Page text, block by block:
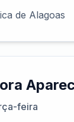
de Alagoas
feira